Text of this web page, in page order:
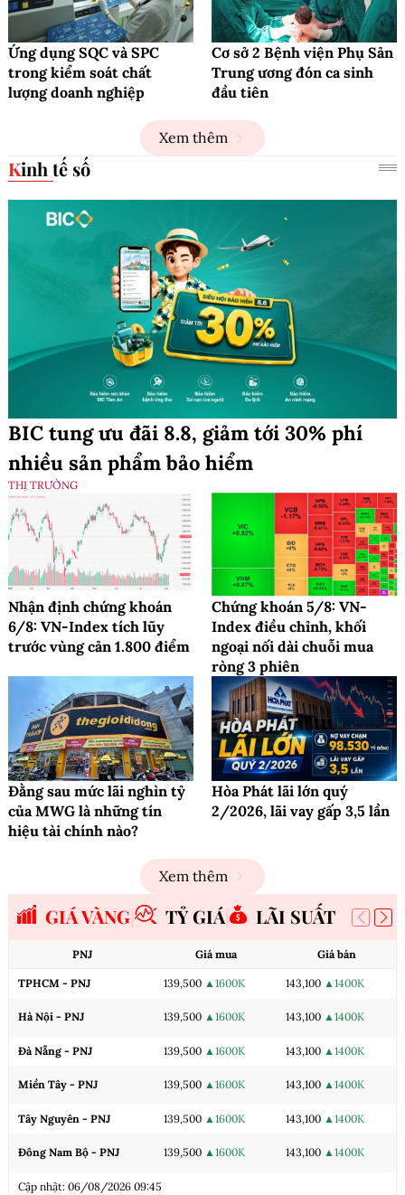
Ứng dụng SQC và SPC
trong kiểm soát chất
lượng doanh nghiệp
Cơ sở 2 Bệnh viện Phụ Sản
Trung ương đón ca sinh
đầu tiên
Xem thêm
Kinh tế số
BIC tung ưu đãi 8.8, giảm tới 30% phí
nhiều sản phẩm bảo hiểm
THỊ TRƯỜNG
Nhận định chứng khoán
6/8: VN-Index tích lũy
trước vùng cản 1.800 điểm
Chứng khoán 5/8: VN-
Index điều chỉnh, khối
ngoại nối dài chuỗi mua
ròng 3 phiên
Đằng sau mức lãi nghìn tỷ
của MWG là những tín
hiệu tài chính nào?
Hòa Phát lãi lớn quý
2/2026, lãi vay gấp 3,5 lần
Xem thêm
GIÁ VÀNG TỶ GIÁ LÃI SUẤT
PNJ Giá mua Giá bán
TPHCM - PNJ 139,500 ▲1600K 143,100 ▲1400K
Hà Nội - PNJ 139,500 ▲1600K 143,100 ▲1400K
Đà Nẵng - PNJ 139,500 ▲1600K 143,100 ▲1400K
Miền Tây - PNJ 139,500 ▲1600K 143,100 ▲1400K
Tây Nguyên - PNJ 139,500 ▲1600K 143,100 ▲1400K
Đông Nam Bộ - PNJ 139,500 ▲1600K 143,100 ▲1400K
Cập nhật: 06/08/2026 09:45